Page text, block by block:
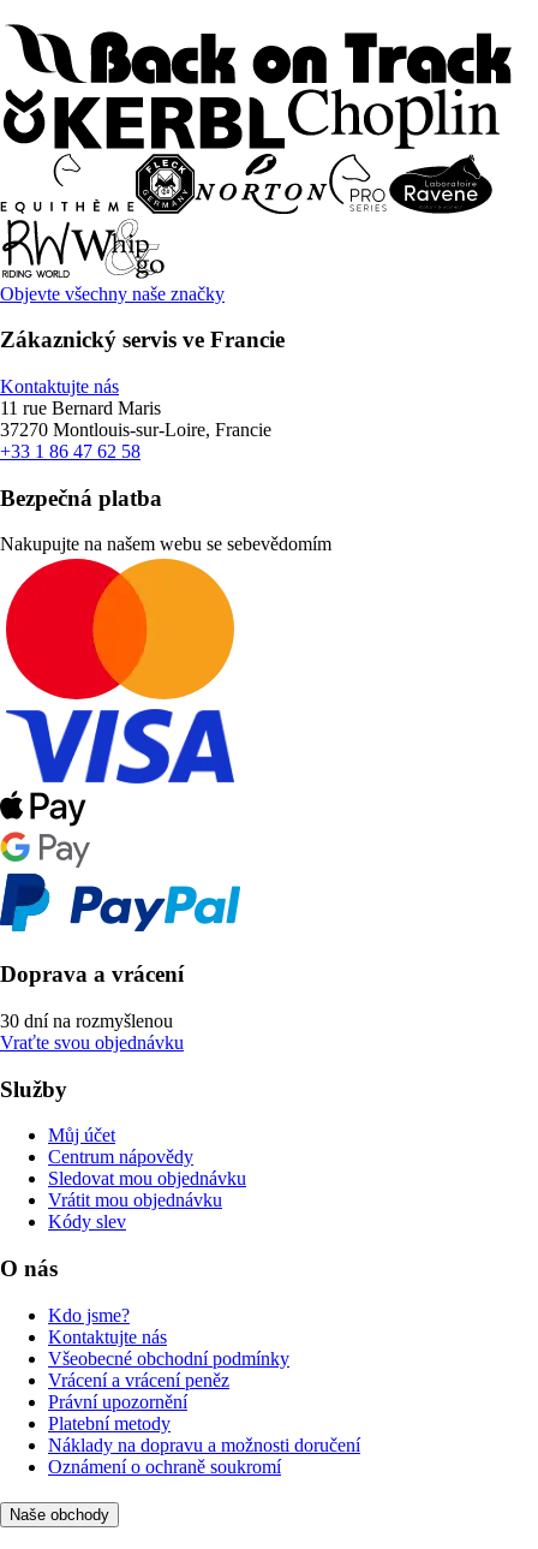
Objevte všechny naše značky
Zákaznický servis ve Francie
Kontaktujte nás
11 rue Bernard Maris
37270 Montlouis-sur-Loire, Francie
+33 1 86 47 62 58
Bezpečná platba
Nakupujte na našem webu se sebevědomím
Doprava a vrácení
30 dní na rozmyšlenou
Vraťte svou objednávku
Služby
Můj účet
Centrum nápovědy
Sledovat mou objednávku
Vrátit mou objednávku
Kódy slev
O nás
Kdo jsme?
Kontaktujte nás
Všeobecné obchodní podmínky
Vrácení a vrácení peněz
Právní upozornění
Platební metody
Náklady na dopravu a možnosti doručení
Oznámení o ochraně soukromí
Naše obchody